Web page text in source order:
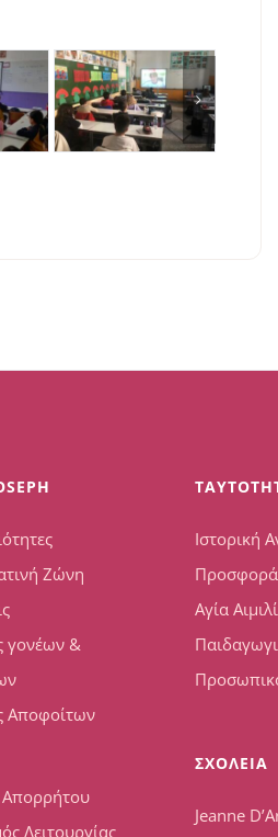
Ζώνη
γονέων &
Αποφοίτων
Απορρήτου
Λειτουργίας
Ιστορική
Προσφορά
Αγία
ΣΧΟΛΕΙΑ
Jeanne